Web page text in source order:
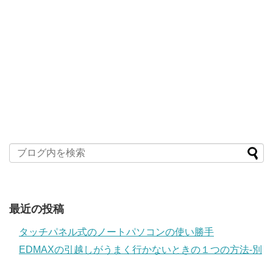
最近の投稿
タッチパネル式のノートパソコンの使い勝手
EDMAXの引越しがうまく行かないときの１つの方法‐別